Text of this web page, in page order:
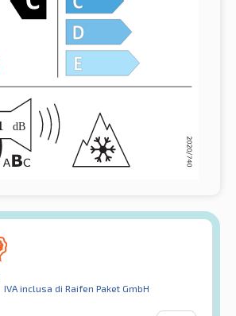
IVA inclusa di Raifen Paket GmbH